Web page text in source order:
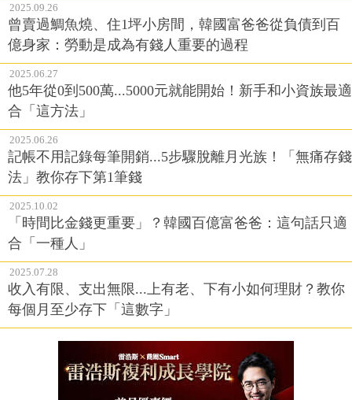
2025.09.26
曾賣過鯛魚燒、住1坪小房間，韓國富爸爸從負債到百
億身家：勞動是成為有錢人重要的過程
2025.06.27
他5年從0到500萬...5000元就能開始！新手和小資族最適
合「這方法」
2025.06.26
記帳不用記錄每筆開銷...5步驟脫離月光族！「無痛存錢
法」教你存下第1筆錢
2025.10.02
「時間比金錢更重要」？韓國百億富爸爸：這句話只適
合「一種人」
2025.07.28
收入有限、支出無限...上有老、下有小如何理財？教你
每個月至少存下「這數字」